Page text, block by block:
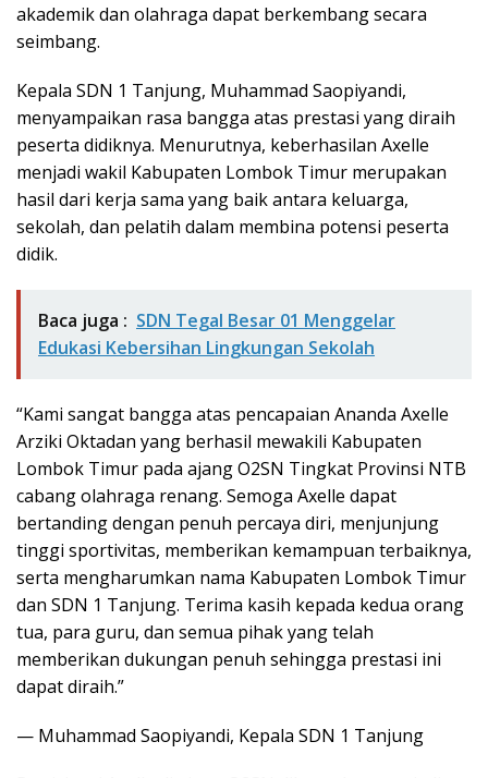
akademik dan olahraga dapat berkembang secara
seimbang.
Kepala SDN 1 Tanjung, Muhammad Saopiyandi,
menyampaikan rasa bangga atas prestasi yang diraih
peserta didiknya. Menurutnya, keberhasilan Axelle
menjadi wakil Kabupaten Lombok Timur merupakan
hasil dari kerja sama yang baik antara keluarga,
sekolah, dan pelatih dalam membina potensi peserta
didik.
Baca juga : SDN Tegal Besar 01 Menggelar
Edukasi Kebersihan Lingkungan Sekolah
“Kami sangat bangga atas pencapaian Ananda Axelle
Arziki Oktadan yang berhasil mewakili Kabupaten
Lombok Timur pada ajang O2SN Tingkat Provinsi NTB
cabang olahraga renang. Semoga Axelle dapat
bertanding dengan penuh percaya diri, menjunjung
tinggi sportivitas, memberikan kemampuan terbaiknya,
serta mengharumkan nama Kabupaten Lombok Timur
dan SDN 1 Tanjung. Terima kasih kepada kedua orang
tua, para guru, dan semua pihak yang telah
memberikan dukungan penuh sehingga prestasi ini
dapat diraih.”
— Muhammad Saopiyandi, Kepala SDN 1 Tanjung